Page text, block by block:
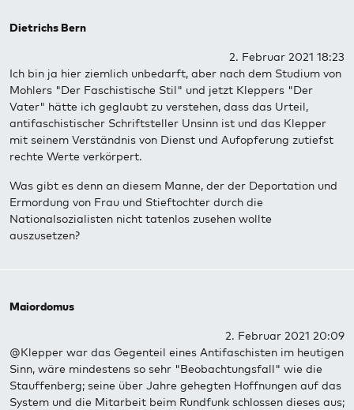
Dietrichs Bern
2. Februar 2021 18:23
Ich bin ja hier ziemlich unbedarft, aber nach dem Studium von
Mohlers "Der Faschistische Stil" und jetzt Kleppers "Der
Vater" hätte ich geglaubt zu verstehen, dass das Urteil,
antifaschistischer Schriftsteller Unsinn ist und das Klepper
mit seinem Verständnis von Dienst und Aufopferung zutiefst
rechte Werte verkörpert.
Was gibt es denn an diesem Manne, der der Deportation und
Ermordung von Frau und Stieftochter durch die
Nationalsozialisten nicht tatenlos zusehen wollte
auszusetzen?
Maiordomus
2. Februar 2021 20:09
@Klepper war das Gegenteil eines Antifaschisten im heutigen
Sinn, wäre mindestens so sehr "Beobachtungsfall" wie die
Stauffenberg; seine über Jahre gehegten Hoffnungen auf das
System und die Mitarbeit beim Rundfunk schlossen dieses aus;